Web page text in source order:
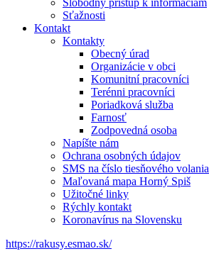
Slobodný prístup k informáciám
Sťažnosti
Kontakt
Kontakty
Obecný úrad
Organizácie v obci
Komunitní pracovníci
Terénni pracovníci
Poriadková služba
Farnosť
Zodpovedná osoba
Napíšte nám
Ochrana osobných údajov
SMS na číslo tiesňového volania
Maľovaná mapa Horný Spiš
Užitočné linky
Rýchly kontakt
Koronavírus na Slovensku
https://rakusy.esmao.sk/